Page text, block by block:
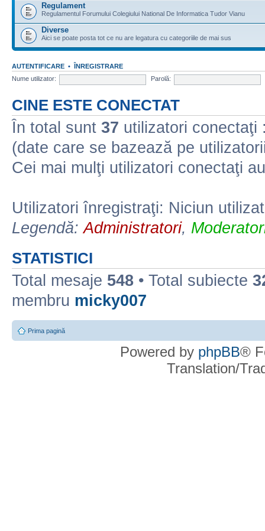
Regulament
Regulamentul Forumului Colegiului National De Informatica Tudor Vianu
Diverse
Aici se poate posta tot ce nu are legatura cu categoriile de mai sus
AUTENTIFICARE • ÎNREGISTRARE
Nume utilizator:
Parolă:
CINE ESTE CONECTAT
În total sunt 37 utilizatori conectaţi
(date care se bazează pe
Cei mai mulţi utilizatori conectaţi
Utilizatori înregistraţi: Niciun
Legendă:Administratori,
STATISTICI
Total mesaje 548 • Total subiecte
membru micky007
Prima pagină
Powered by phpBB®
Translation/